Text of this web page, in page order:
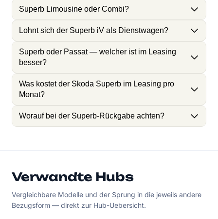
Superb Limousine oder Combi?
Lohnt sich der Superb iV als Dienstwagen?
Superb oder Passat — welcher ist im Leasing
besser?
Was kostet der Skoda Superb im Leasing pro
Monat?
Worauf bei der Superb-Rückgabe achten?
Verwandte Hubs
Vergleichbare Modelle und der Sprung in die jeweils andere
Bezugsform — direkt zur Hub-Uebersicht.